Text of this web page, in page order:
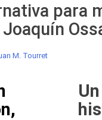
para
M. Tourret